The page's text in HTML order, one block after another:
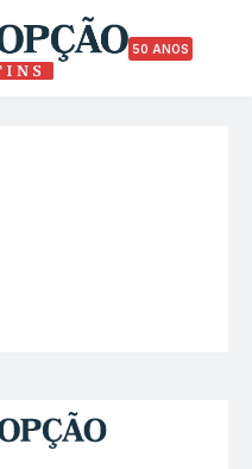
50 ANOS